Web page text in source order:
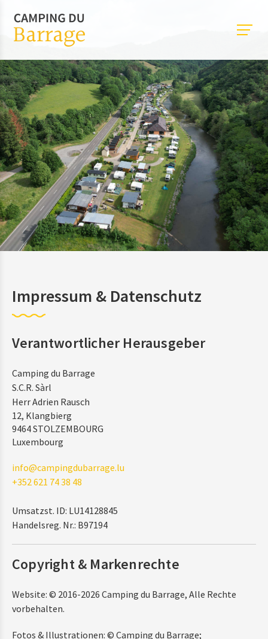
Impressum & Datenschutz
Verantwortlicher Herausgeber
Camping du Barrage
S.C.R. Sàrl
Herr Adrien Rausch
12, Klangbierg
9464 STOLZEMBOURG
Luxembourg
info@campingdubarrage.lu
+352 621 74 38 48
Umsatzst. ID: LU14128845
Handelsreg. Nr.: B97194
Copyright & Markenrechte
Website: © 2016-2026 Camping du Barrage, Alle Rechte
vorbehalten.
Fotos & Illustrationen: © Camping du Barrage;